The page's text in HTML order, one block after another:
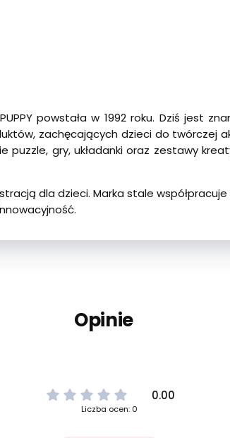
powstała w 1992 roku. Dziś jest
zachęcających dzieci do twórczej
puzzle, gry, układanki oraz zestawy
dla dzieci. Marka stale
Opinie
0.00
Liczba ocen: 0